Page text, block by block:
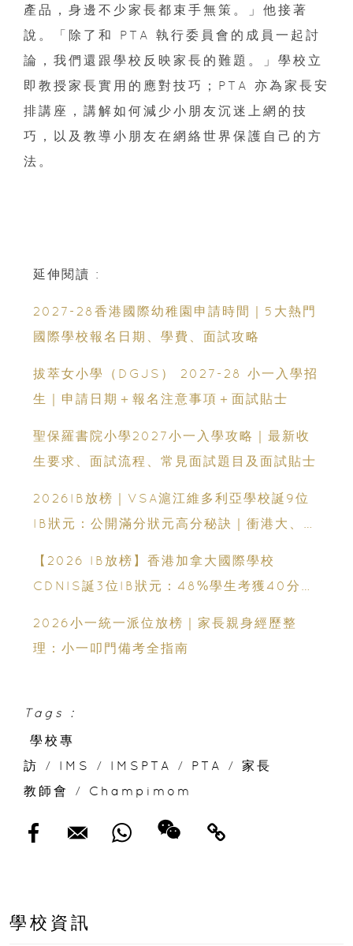
產品，身邊不少家長都束手無策。」他接著
說。「除了和 PTA 執行委員會的成員一起討
論，我們還跟學校反映家長的難題。」學校立
即教授家長實用的應對技巧；PTA 亦為家長安
排講座，講解如何減少小朋友沉迷上網的技
巧，以及教導小朋友在網絡世界保護自己的方
法。
延伸閱讀 :
2027-28香港國際幼稚園申請時間｜5大熱門
國際學校報名日期、學費、面試攻略
拔萃女小學（DGJS） 2027-28 小一入學招
生｜申請日期＋報名注意事項＋面試貼士
聖保羅書院小學2027小一入學攻略｜最新收
生要求、面試流程、常見面試題目及面試貼士
2026IB放榜｜VSA滬江維多利亞學校誕9位
IB狀元：公開滿分狀元高分秘訣｜衝港大、帝
【2026 IB放榜】香港加拿大國際學校
CDNIS誕3位IB狀元：48%學生考獲40分以
2026小一統一派位放榜｜家長親身經歷整
理：小一叩門備考全指南
Tags :
學校專
訪
/ IMS / IMSPTA / PTA /
家長
教師會
/ Champimom
學校資訊